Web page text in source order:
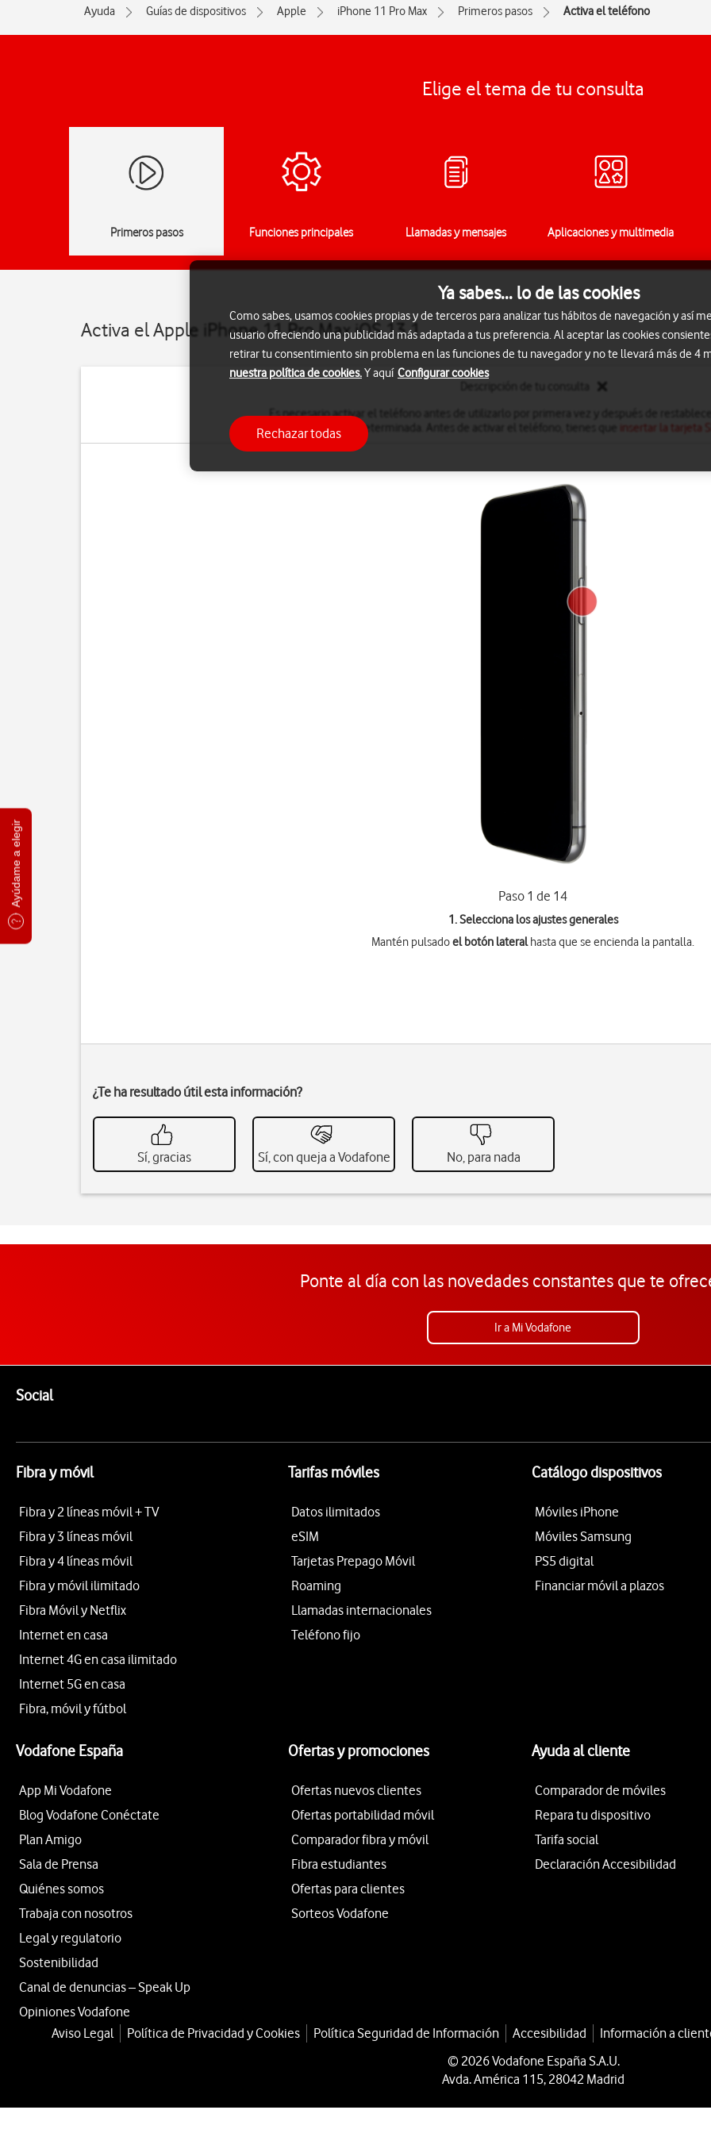
Ayúdame a elegir
Ayuda Guías de dispositivos Apple iPhone 11 Pro Max Primeros pasos Activa el teléfono
Elige el tema de tu consulta
Primeros pasos Funciones principales Llamadas y mensajes Aplicaciones y multimedia
Activa el Apple iPhone 11 Pro Max iOS 13.1
Es necesario activar el teléfono antes de utilizarlo por primera vez y después de
predeterminada. Antes de activar el teléfono, tienes que
insertar la tarjeta
Paso 1 de 14
1. Selecciona los ajustes generales
Mantén pulsadoel botón lateralhasta que se encienda la pantalla.
¿Te ha resultado útil esta información?
Sí, gracias Sí, con queja a Vodafone No, para nada
Ponte al día con las novedades constantes que te
Ir a Mi Vodafone
SocialEnlaces a las redes sociales de Vodafone
Fibra y móvil
Fibra y 2 líneas móvil + TV
Fibra y 3 líneas móvil
Fibra y 4 líneas móvil
Fibra y móvil ilimitado
Fibra Móvil y Netflix
Internet en casa
Internet 4G en casa ilimitado
Internet 5G en casa
Fibra, móvil y fútbol
Tarifas móviles
Datos ilimitados
eSIM
Tarjetas Prepago Móvil
Roaming
Llamadas internacionales
Teléfono fijo
Catálogo dispositivos
Móviles iPhone
Móviles Samsung
PS5 digital
Financiar móvil a plazos
Vodafone España
App Mi Vodafone
Blog Vodafone Conéctate
Plan Amigo
Sala de Prensa
Quiénes somos
Trabaja con nosotros
Legal y regulatorio
Sostenibilidad
Canal de denuncias – Speak Up
Opiniones Vodafone
Ofertas y promociones
Ofertas nuevos clientes
Ofertas portabilidad móvil
Comparador fibra y móvil
Fibra estudiantes
Ofertas para clientes
Sorteos Vodafone
Ayuda al cliente
Comparador de móviles
Repara tu dispositivo
Tarifa social
Declaración Accesibilidad
Aviso Legal Política de Privacidad y Cookies Política Seguridad de Información Accesibilidad Información a
© 2026 Vodafone España S.A.U.
Avda. América 115, 28042 Madrid
Ya sabes... lo de las cookies
Como sabes, usamos cookies propias y de terceros para analizar tus hábitos de navegación y así
usuario ofreciendo una publicidad más adaptada a tus preferencia. Al aceptar las cookies
retirar tu consentimiento sin problema en las funciones de tu navegador y no te llevará más de 4
nuestra política de cookies.Y aquí Configurar cookies
Rechazar todas